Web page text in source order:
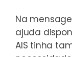
Na
ajuda
AIS tinha